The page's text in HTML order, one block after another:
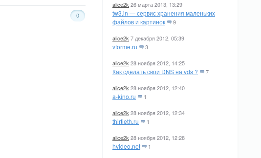
alice2k 26 марта 2013, 13:29
tw3.in — сервис хранения маленьких
файлов и картинок
9
alice2k 7 декабря 2012, 05:39
vforme.ru 3
alice2k 28 ноября 2012, 14:25
Как сделать свои DNS на vds ? 7
alice2k 28 ноября 2012, 12:40
a-kino.ru 1
alice2k 28 ноября 2012, 12:34
thirtieth.ru 1
alice2k 28 ноября 2012, 12:28
hvideo.net 1
0